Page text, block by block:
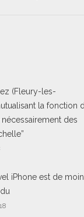
(Fleury-les-
la fonction
nécessairement des
iPhone est de